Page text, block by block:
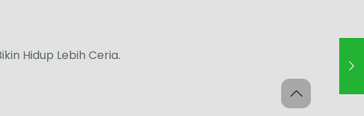
Hidup Lebih Ceria.